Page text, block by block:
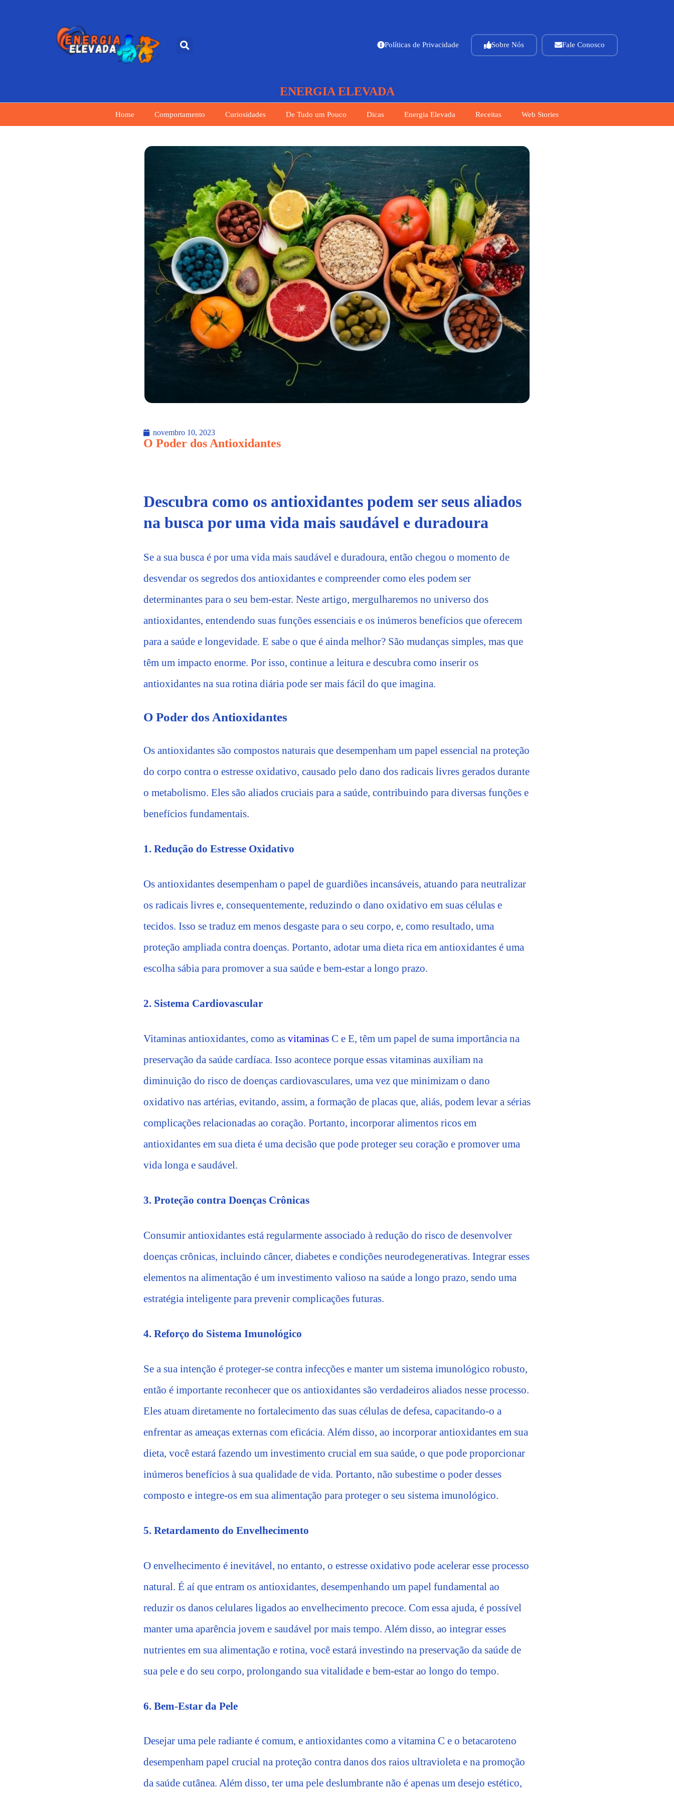
Políticas de Privacidade Sobre Nós Fale Conosco
ENERGIA ELEVADA
Home Comportamento Curiosidades De Tudo um Pouco Dicas Energia Elevada Receitas Web Stories
novembro 10, 2023
O Poder dos Antioxidantes
Descubra como os antioxidantes podem ser seus aliados
na busca por uma vida mais saudável e duradoura
Se a sua busca é por uma vida mais saudável e duradoura, então chegou o momento de
desvendar os segredos dos antioxidantes e compreender como eles podem ser
determinantes para o seu bem-estar. Neste artigo, mergulharemos no universo dos
antioxidantes, entendendo suas funções essenciais e os inúmeros benefícios que oferecem
para a saúde e longevidade. E sabe o que é ainda melhor? São mudanças simples, mas que
têm um impacto enorme. Por isso, continue a leitura e descubra como inserir os
antioxidantes na sua rotina diária pode ser mais fácil do que imagina.
O Poder dos Antioxidantes
Os antioxidantes são compostos naturais que desempenham um papel essencial na proteção
do corpo contra o estresse oxidativo, causado pelo dano dos radicais livres gerados durante
o metabolismo. Eles são aliados cruciais para a saúde, contribuindo para diversas funções e
benefícios fundamentais.
1. Redução do Estresse Oxidativo
Os antioxidantes desempenham o papel de guardiões incansáveis, atuando para neutralizar
os radicais livres e, consequentemente, reduzindo o dano oxidativo em suas células e
tecidos. Isso se traduz em menos desgaste para o seu corpo, e, como resultado, uma
proteção ampliada contra doenças. Portanto, adotar uma dieta rica em antioxidantes é uma
escolha sábia para promover a sua saúde e bem-estar a longo prazo.
2. Sistema Cardiovascular
Vitaminas antioxidantes, como as vitaminas C e E, têm um papel de suma importância na
preservação da saúde cardíaca. Isso acontece porque essas vitaminas auxiliam na
diminuição do risco de doenças cardiovasculares, uma vez que minimizam o dano
oxidativo nas artérias, evitando, assim, a formação de placas que, aliás, podem levar a sérias
complicações relacionadas ao coração. Portanto, incorporar alimentos ricos em
antioxidantes em sua dieta é uma decisão que pode proteger seu coração e promover uma
vida longa e saudável.
3. Proteção contra Doenças Crônicas
Consumir antioxidantes está regularmente associado à redução do risco de desenvolver
doenças crônicas, incluindo câncer, diabetes e condições neurodegenerativas. Integrar esses
elementos na alimentação é um investimento valioso na saúde a longo prazo, sendo uma
estratégia inteligente para prevenir complicações futuras.
4. Reforço do Sistema Imunológico
Se a sua intenção é proteger-se contra infecções e manter um sistema imunológico robusto,
então é importante reconhecer que os antioxidantes são verdadeiros aliados nesse processo.
Eles atuam diretamente no fortalecimento das suas células de defesa, capacitando-o a
enfrentar as ameaças externas com eficácia. Além disso, ao incorporar antioxidantes em sua
dieta, você estará fazendo um investimento crucial em sua saúde, o que pode proporcionar
inúmeros benefícios à sua qualidade de vida. Portanto, não subestime o poder desses
composto e integre-os em sua alimentação para proteger o seu sistema imunológico.
5. Retardamento do Envelhecimento
O envelhecimento é inevitável, no entanto, o estresse oxidativo pode acelerar esse processo
natural. É aí que entram os antioxidantes, desempenhando um papel fundamental ao
reduzir os danos celulares ligados ao envelhecimento precoce. Com essa ajuda, é possível
manter uma aparência jovem e saudável por mais tempo. Além disso, ao integrar esses
nutrientes em sua alimentação e rotina, você estará investindo na preservação da saúde de
sua pele e do seu corpo, prolongando sua vitalidade e bem-estar ao longo do tempo.
6. Bem-Estar da Pele
Desejar uma pele radiante é comum, e antioxidantes como a vitamina C e o betacaroteno
desempenham papel crucial na proteção contra danos dos raios ultravioleta e na promoção
da saúde cutânea. Além disso, ter uma pele deslumbrante não é apenas um desejo estético,